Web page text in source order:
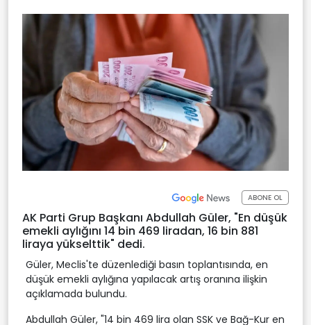
ABONE OL
AK Parti Grup Başkanı Abdullah Güler, "En düşük
emekli aylığını 14 bin 469 liradan, 16 bin 881
liraya yükselttik" dedi.
Güler, Meclis'te düzenlediği basın toplantısında, en
düşük emekli aylığına yapılacak artış oranına ilişkin
açıklamada bulundu.
Abdullah Güler, "14 bin 469 lira olan SSK ve Bağ-Kur en